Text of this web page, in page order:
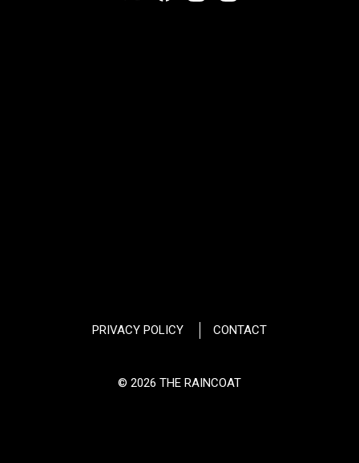
PRIVACY POLICY CONTACT
© 2026 THE RAINCOAT